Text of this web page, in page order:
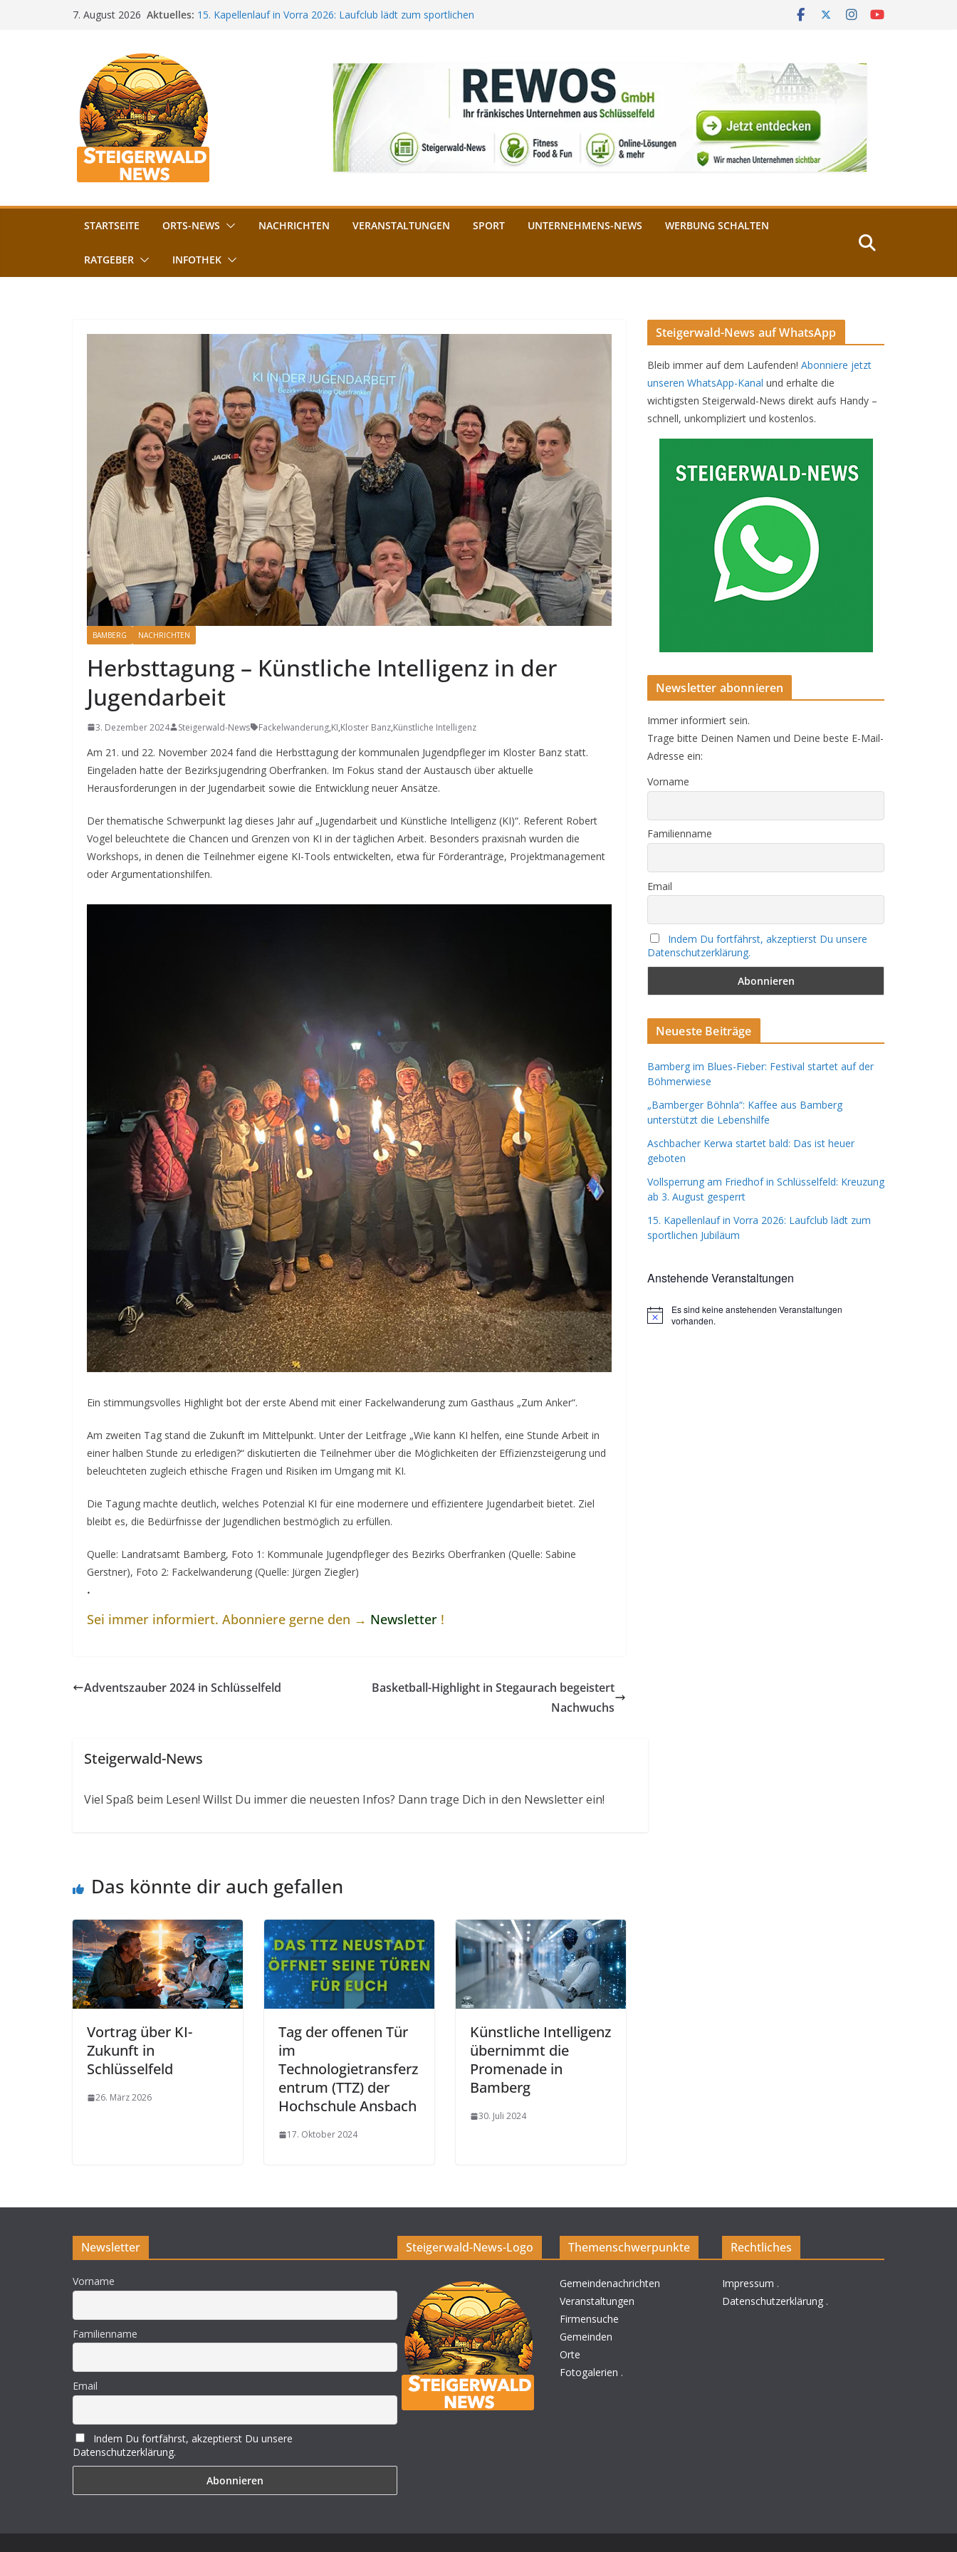
7. August 2026 Aktuelles: 15. Kapellenlauf in Vorra 2026: Laufclub lädt zum sportlichen
„Bamberger Böhnla“: Kaffee aus Bamberg unterstützt die
Lebenshilfe
Aschbacher Kerwa startet bald: Das ist heuer geboten
Vollsperrung am Friedhof in Schlüsselfeld: Kreuzung ab 3.
August gesperrt
STARTSEITE ORTS-NEWS NACHRICHTEN VERANSTALTUNGEN SPORT UNTERNEHMENS-NEWS WERBUNG SCHALTEN
RATGEBER INFOTHEK
BAMBERG NACHRICHTEN
Herbsttagung – Künstliche Intelligenz in der
Jugendarbeit
3. Dezember 2024 Steigerwald-News Fackelwanderung,KI,Kloster Banz,Künstliche Intelligenz
Am 21. und 22. November 2024 fand die Herbsttagung der kommunalen Jugendpfleger im Kloster Banz statt.
Eingeladen hatte der Bezirksjugendring Oberfranken. Im Fokus stand der Austausch über aktuelle
Herausforderungen in der Jugendarbeit sowie die Entwicklung neuer Ansätze.
Der thematische Schwerpunkt lag dieses Jahr auf „Jugendarbeit und Künstliche Intelligenz (KI)“. Referent Robert
Vogel beleuchtete die Chancen und Grenzen von KI in der täglichen Arbeit. Besonders praxisnah wurden die
Workshops, in denen die Teilnehmer eigene KI-Tools entwickelten, etwa für Förderanträge, Projektmanagement
oder Argumentationshilfen.
Ein stimmungsvolles Highlight bot der erste Abend mit einer Fackelwanderung zum Gasthaus „Zum Anker“.
Am zweiten Tag stand die Zukunft im Mittelpunkt. Unter der Leitfrage „Wie kann KI helfen, eine Stunde Arbeit in
einer halben Stunde zu erledigen?“ diskutierten die Teilnehmer über die Möglichkeiten der Effizienzsteigerung und
beleuchteten zugleich ethische Fragen und Risiken im Umgang mit KI.
Die Tagung machte deutlich, welches Potenzial KI für eine modernere und effizientere Jugendarbeit bietet. Ziel
bleibt es, die Bedürfnisse der Jugendlichen bestmöglich zu erfüllen.
Quelle: Landratsamt Bamberg, Foto 1: Kommunale Jugendpfleger des Bezirks Oberfranken (Quelle: Sabine
Gerstner), Foto 2: Fackelwanderung (Quelle: Jürgen Ziegler)
.
Sei immer informiert. Abonniere gerne den → Newsletter !
Adventszauber 2024 in Schlüsselfeld
Basketball-Highlight in Stegaurach begeistert
Nachwuchs
Steigerwald-News
Viel Spaß beim Lesen! Willst Du immer die neuesten Infos? Dann trage Dich in den Newsletter ein!
Das könnte dir auch gefallen
Vortrag über KI-
Zukunft in
Schlüsselfeld
26. März 2026
Tag der offenen Tür
im
Technologietransferz
entrum (TTZ) der
Hochschule Ansbach
17. Oktober 2024
Künstliche Intelligenz
übernimmt die
Promenade in
Bamberg
30. Juli 2024
Steigerwald-News auf WhatsApp
Bleib immer auf dem Laufenden! Abonniere jetzt
unseren WhatsApp-Kanal und erhalte die
wichtigsten Steigerwald-News direkt aufs Handy –
schnell, unkompliziert und kostenlos.
Newsletter abonnieren
Immer informiert sein.
Trage bitte Deinen Namen und Deine beste E-Mail-
Adresse ein:
Vorname
Familienname
Email
Indem Du fortfährst, akzeptierst Du unsere
Datenschutzerklärung.
Neueste Beiträge
Bamberg im Blues-Fieber: Festival startet auf der
Böhmerwiese
„Bamberger Böhnla“: Kaffee aus Bamberg
unterstützt die Lebenshilfe
Aschbacher Kerwa startet bald: Das ist heuer
geboten
Vollsperrung am Friedhof in Schlüsselfeld: Kreuzung
ab 3. August gesperrt
15. Kapellenlauf in Vorra 2026: Laufclub lädt zum
sportlichen Jubiläum
Anstehende Veranstaltungen
H
Es sind keine anstehenden Veranstaltungen
vorhanden.
Newsletter
Vorname
Familienname
Email
Indem Du fortfährst, akzeptierst Du unsere
Datenschutzerklärung.
Steigerwald-News-Logo Themenschwerpunkte
Gemeindenachrichten
Veranstaltungen
Firmensuche
Gemeinden
Orte
Fotogalerien .
Rechtliches
Impressum .
Datenschutzerklärung .